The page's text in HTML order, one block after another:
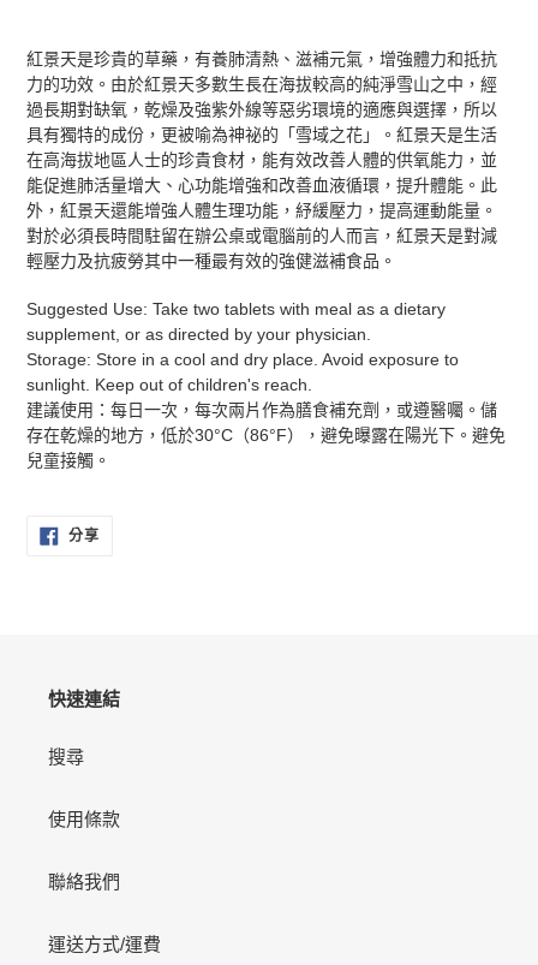
車
紅景天是珍貴的草藥，有養肺清熱、滋補元氣，增強體力和抵抗
力的功效。由於紅景天多數生長在海拔較高的純淨雪山之中，經
過長期對缺氧，乾燥及強紫外線等惡劣環境的適應與選擇，所以
具有獨特的成份，更被喻為神祕的「雪域之花」。紅景天是生活
在高海拔地區人士的珍貴食材，能有效改善人體的供氧能力，並
能促進肺活量增大、心功能增強和改善血液循環，提升體能。此
外，紅景天還能增強人體生理功能，紓緩壓力，提高運動能量。
對於必須長時間駐留在辦公桌或電腦前的人而言，紅景天是對減
輕壓力及抗疲勞其中一種最有效的強健滋補食品。
Suggested Use: Take two tablets with meal as a dietary
supplement, or as directed by your physician.
Storage: Store in a cool and dry place. Avoid exposure to
sunlight. Keep out of children's reach.
建議使用：每日一次，每次兩片作為膳食補充劑，或遵醫囑。儲
存在乾燥的地方，低於30°C（86°F），避免曝露在陽光下。避免
兒童接觸。
分享分
快速連結
搜尋
使用條款
聯絡我們
運送方式/運費